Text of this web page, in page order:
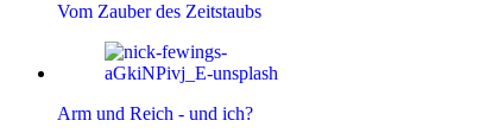
Vom Zauber des Zeitstaubs
Arm und Reich - und ich?